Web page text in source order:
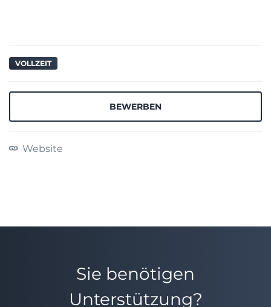
VOLLZEIT
BEWERBEN
Website
Sie benötigen
Unterstützung?